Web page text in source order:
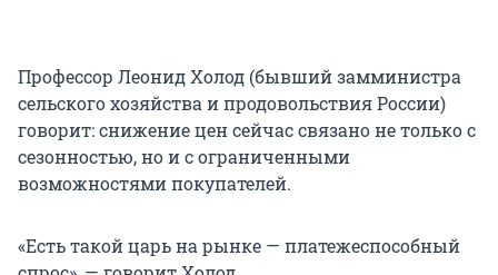
Профессор Леонид Холод (бывший замминистра
сельского хозяйства и продовольствия России)
говорит: снижение цен сейчас связано не только с
сезонностью, но и с ограниченными
возможностями покупателей.
«Есть такой царь на рынке — платежеспособный